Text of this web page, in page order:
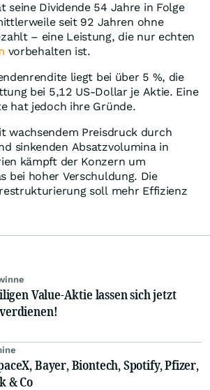
seine Dividende 54 Jahre in Folge
seit 92 Jahren ohne
– eine Leistung, die nur echten
vorbehalten ist.
liegt bei über 5 %, die
bei 5,12 US-Dollar je Aktie. Eine
hat jedoch ihre Gründe.
wachsendem Preisdruck durch
sinkenden Absatzvolumina in
kämpft der Konzern um
bei hoher Verschuldung. Die
soll mehr Effizienz
Value-Aktie lassen sich jetzt
Bayer, Biontech, Spotify, Pfizer,
& Co